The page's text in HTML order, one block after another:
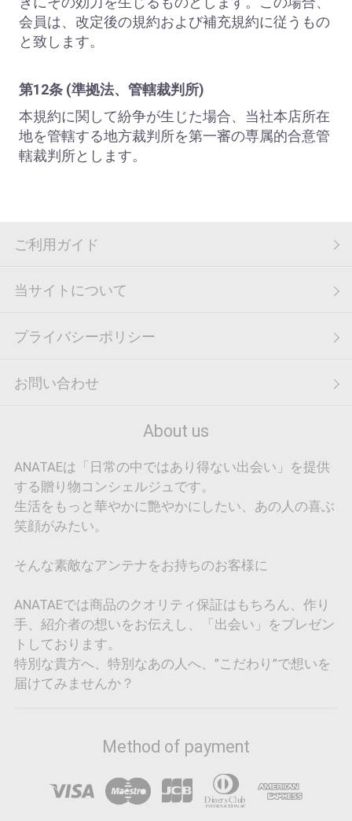
会員は、改定後の規約および補充規約に従うもの
と致します。
第12条 (準拠法、管轄裁判所)
本規約に関して紛争が生じた場合、当社本店所在
地を管轄する地方裁判所を第一審の専属的合意管
轄裁判所とします。
ご利用ガイド
当サイトについて
プライバシーポリシー
お問い合わせ
About us
ANATAEは「日常の中ではあり得ない出会い」を提供
する贈り物コンシェルジュです。
生活をもっと華やかに艶やかにしたい、あの人の喜ぶ
笑顔がみたい。
そんな素敵なアンテナをお持ちのお客様に
ANATAEでは商品のクオリティ保証はもちろん、作り
手、紹介者の想いをお伝えし、「出会い」をプレゼン
トしております。
特別な貴方へ、特別なあの人へ、”こだわり”で想いを
届けてみませんか？
Method of payment